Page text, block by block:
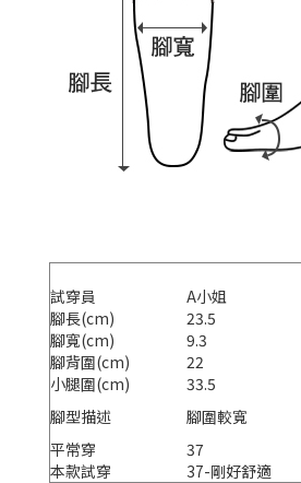
試穿員
A小姐
腳長(cm)
23.5
腳寬(cm)
9.3
腳背圍(cm)
22
小腿圍(cm)
33.5
腳型描述
腳圍較寬
平常穿
37
本款試穿
37-剛好舒適